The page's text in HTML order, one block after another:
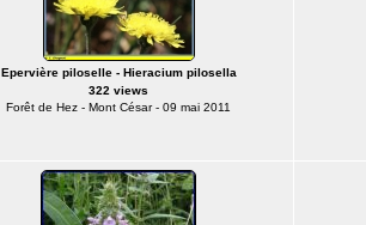
Epervière piloselle - Hieracium pilosella
322 views
Forêt de Hez - Mont César - 09 mai 2011